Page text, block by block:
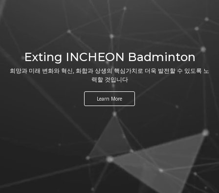
Exting INCHEON Badminton
희망과 미래 변화와 혁신, 화합과 상생의 핵심가치로 더욱 발전할 수 있도록 노
력할 것입니다
Learn More